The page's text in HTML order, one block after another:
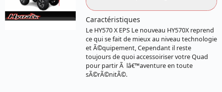
Caractéristiques
Le HY570 X EPS Le nouveau HY570X reprend
ce qui se fait de mieux au niveau technologie
et Ã©quipement, Cependant il reste
toujours de quoi accessoiriser votre Quad
pour partir Ã lâ€™aventure en toute
sÃ©rÃ©nitÃ©.